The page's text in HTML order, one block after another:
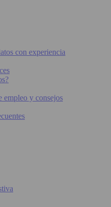
con experiencia
empleo y consejos